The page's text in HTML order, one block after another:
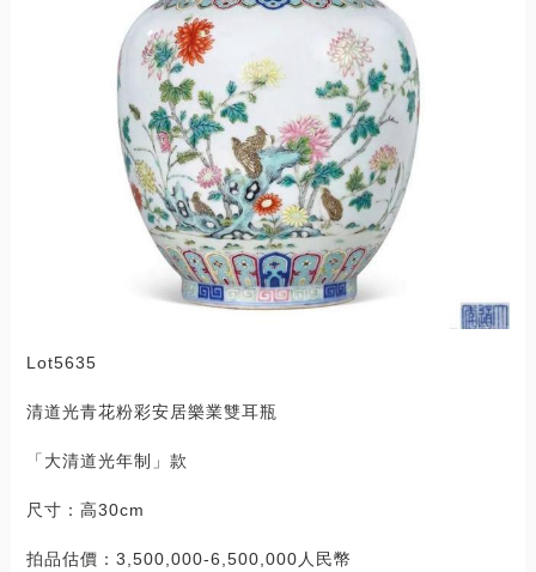
Lot5635
清道光青花粉彩安居樂業雙耳瓶
「大清道光年制」款
尺寸：高30cm
拍品估價：3,500,000-6,500,000人民幣